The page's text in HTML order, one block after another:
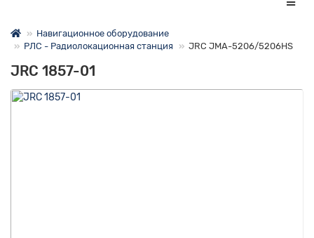
Навигационное оборудование
РЛС - Радиолокационная станция
JRC JMA-5206/5206HS
JRC 1857-01